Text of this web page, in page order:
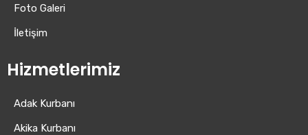
Foto Galeri
İletişim
Hizmetlerimiz
Adak Kurbanı
Akika Kurbanı